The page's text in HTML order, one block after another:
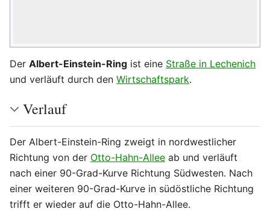
Der Albert-Einstein-Ring ist eine Straße in Lechenich
und verläuft durch den Wirtschaftspark.
Verlauf
Der Albert-Einstein-Ring zweigt in nordwestlicher
Richtung von der Otto-Hahn-Allee ab und verläuft
nach einer 90-Grad-Kurve Richtung Südwesten. Nach
einer weiteren 90-Grad-Kurve in südöstliche Richtung
trifft er wieder auf die Otto-Hahn-Allee.